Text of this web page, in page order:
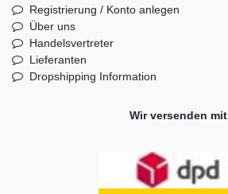
Registrierung / Konto anlegen
Über uns
Handelsvertreter
Lieferanten
Dropshipping Information
Wir versenden mit